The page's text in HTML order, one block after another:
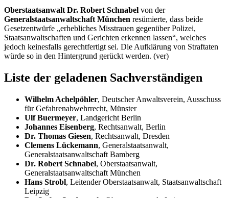
Oberstaatsanwalt Dr. Robert Schnabel von der
Generalstaatsanwaltschaft München resümierte, dass beide
Gesetzentwürfe „erhebliches Misstrauen gegenüber Polizei,
Staatsanwaltschaften und Gerichten erkennen lassen“, welches
jedoch keinesfalls gerechtfertigt sei. Die Aufklärung von Straftaten
würde so in den Hintergrund gerückt werden. (ver)
Liste der geladenen Sachverständigen
Wilhelm Achelpöhler, Deutscher Anwaltsverein, Ausschuss
für Gefahrenabwehrrecht, Münster
Ulf Buermeyer, Landgericht Berlin
Johannes Eisenberg, Rechtsanwalt, Berlin
Dr. Thomas Giesen, Rechtsanwalt, Dresden
Clemens Lückemann, Generalstaatsanwalt,
Generalstaatsanwaltschaft Bamberg
Dr. Robert Schnabel, Oberstaatsanwalt,
Generalstaatsanwaltschaft München
Hans Strobl, Leitender Oberstaatsanwalt, Staatsanwaltschaft
Leipzig